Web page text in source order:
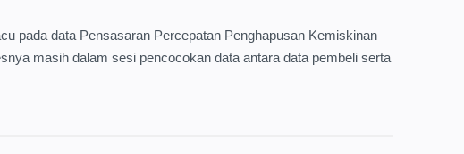
pada data Pensasaran Percepatan Penghapusan Kemiskinan
masih dalam sesi pencocokan data antara data pembeli serta